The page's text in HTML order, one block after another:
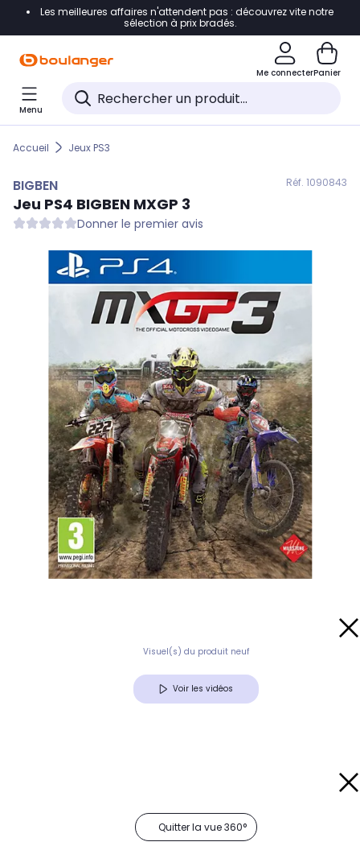
Accéder directement à la navigation
Accéder directement au pied de page
Accéder directement au chatbot
Les meilleures affaires n'attendent pas : découvrez vite notre
sélection à prix bradés.
Me connecterPanier
Menu
Accueil Jeux PS3
BIGBEN Réf. 1090843
Jeu PS4 BIGBEN MXGP 3
Donner le premier avis
Visuel(s) du produit neuf
Voir les vidéos
Quitter la vue 360°